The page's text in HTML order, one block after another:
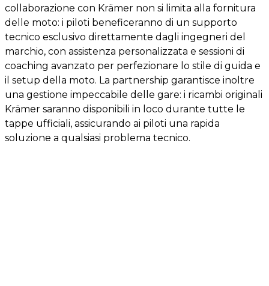
collaborazione con Krämer non si limita alla fornitura
delle moto: i piloti beneficeranno di un supporto
tecnico esclusivo direttamente dagli ingegneri del
marchio, con assistenza personalizzata e sessioni di
coaching avanzato per perfezionare lo stile di guida e
il setup della moto. La partnership garantisce inoltre
una gestione impeccabile delle gare: i ricambi originali
Krämer saranno disponibili in loco durante tutte le
tappe ufficiali, assicurando ai piloti una rapida
soluzione a qualsiasi problema tecnico.